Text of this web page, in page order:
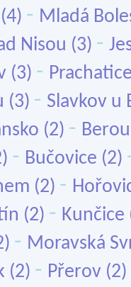
(4) - Mladá
Nisou (3) -
(3) -
(3) - Slavkov u
(2) -
- Bučovice (2)
(2) -
(2) - Kunčice
- Moravská
(2) - Přerov (2)